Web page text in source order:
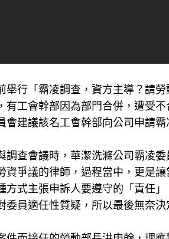
舉行「霸凌調查，資方主導？請
有工會幹部因為部門合併，遭受
建議該名工會幹部向公司申請
調查會議時，華潔洗滌公司霸凌
資爭議的律師，過程當中，更是
方式主張申訴人要遵守的「責任
員適任性質疑，所以最後無奈決